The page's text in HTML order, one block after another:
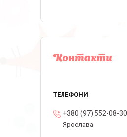
Контакти
+380 (97) 552-08-30
Ярослава